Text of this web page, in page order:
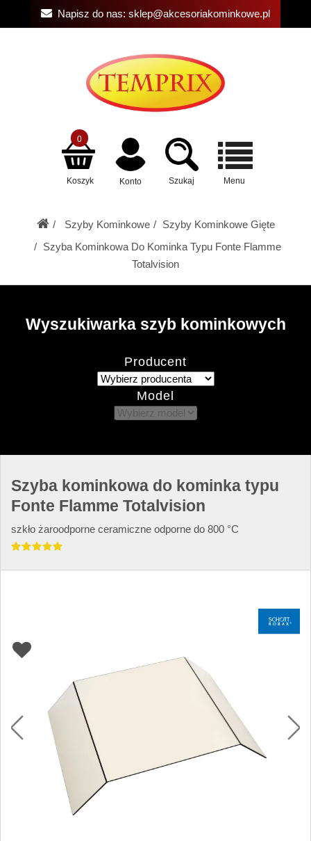
Napisz do nas: sklep@akcesoriakominkowe.pl
Koszyk
0
Konto Szukaj Menu
Szyby Kominkowe
Szyby Kominkowe Gięte
Szyba Kominkowa Do Kominka Typu Fonte Flamme
Totalvision
Wyszukiwarka szyb kominkowych
Producent
Model
Szyba kominkowa do kominka typu
Fonte Flamme Totalvision
szkło żaroodporne ceramiczne odporne do 800 °C